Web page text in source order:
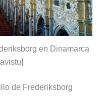
en Dinamarca
de Frederiksborg